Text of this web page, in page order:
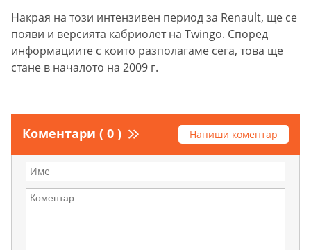
Накрая на този интензивен период за Renault, ще се
появи и версията кабриолет на Twingo. Според
информациите с които разполагаме сега, това ще
стане в началото на 2009 г.
Коментари ( 0 ) Напиши коментар